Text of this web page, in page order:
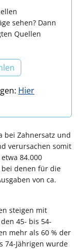
sehen? Dann
Quellen
Hier
bei Zahnersatz und
verursachen somit
84.000
bei denen für die
von ca.
steigen mit
45- bis 54-
mehr als 60 % der
74-Jährigen wurde